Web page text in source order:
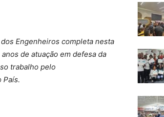
Engenheiros completa nesta
de atuação em defesa da
trabalho pelo
País.